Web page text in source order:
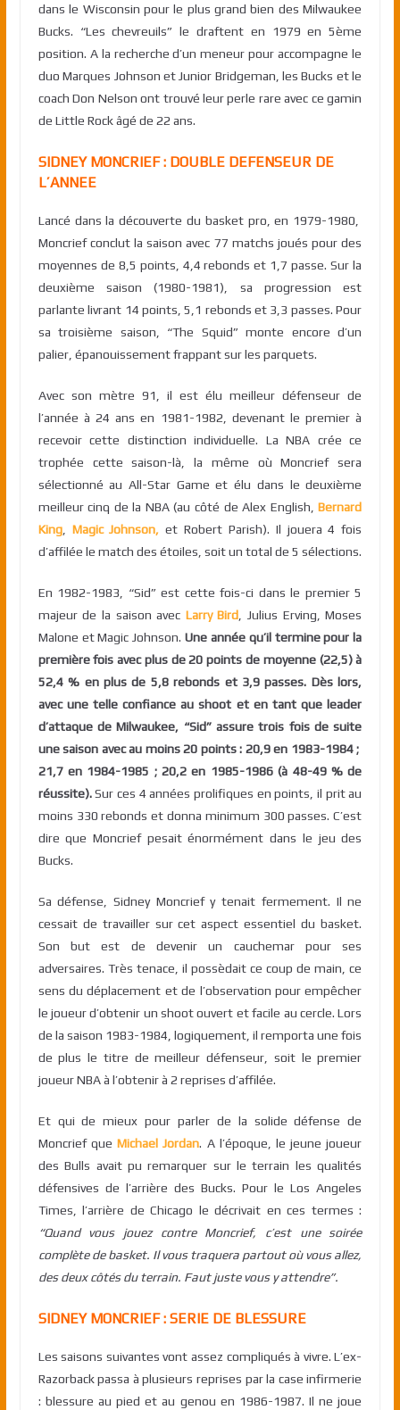
dans le Wisconsin pour le plus grand bien des Milwaukee
Bucks. “Les chevreuils” le draftent en 1979 en 5ème
position. A la recherche d’un meneur pour accompagne le
duo Marques Johnson et Junior Bridgeman, les Bucks et le
coach Don Nelson ont trouvé leur perle rare avec ce gamin
de Little Rock âgé de 22 ans.
SIDNEY MONCRIEF : DOUBLE DEFENSEUR DE
L’ANNEE
Lancé dans la découverte du basket pro, en 1979-1980,
Moncrief conclut la saison avec 77 matchs joués pour des
moyennes de 8,5 points, 4,4 rebonds et 1,7 passe. Sur la
deuxième saison (1980-1981), sa progression est
parlante livrant 14 points, 5,1 rebonds et 3,3 passes. Pour
sa troisième saison, “The Squid” monte encore d’un
palier, épanouissement frappant sur les parquets.
Avec son mètre 91, il est élu meilleur défenseur de
l’année à 24 ans en 1981-1982, devenant le premier à
recevoir cette distinction individuelle. La NBA crée ce
trophée cette saison-là, la même où Moncrief sera
sélectionné au All-Star Game et élu dans le deuxième
meilleur cinq de la NBA (au côté de Alex English,Bernard
King, Magic Johnson, et Robert Parish). Il jouera 4 fois
d’affilée le match des étoiles, soit un total de 5 sélections.
En 1982-1983, “Sid” est cette fois-ci dans le premier 5
majeur de la saison avec Larry Bird , Julius Erving, Moses
Malone et Magic Johnson.Une année qu’il termine pour la
première fois avec plus de 20 points de moyenne (22,5) à
52,4 % en plus de 5,8 rebonds et 3,9 passes. Dès lors,
avec une telle confiance au shoot et en tant que leader
d’attaque de Milwaukee, “Sid” assure trois fois de suite
une saison avec au moins 20 points : 20,9 en 1983-1984 ;
21,7 en 1984-1985 ; 20,2 en 1985-1986 (à 48-49 % de
réussite).Sur ces 4 années prolifiques en points, il prit au
moins 330 rebonds et donna minimum 300 passes. C’est
dire que Moncrief pesait énormément dans le jeu des
Bucks.
Sa défense, Sidney Moncrief y tenait fermement. Il ne
cessait de travailler sur cet aspect essentiel du basket.
Son but est de devenir un cauchemar pour ses
adversaires. Très tenace, il possèdait ce coup de main, ce
sens du déplacement et de l’observation pour empêcher
le joueur d’obtenir un shoot ouvert et facile au cercle. Lors
de la saison 1983-1984, logiquement, il remporta une fois
de plus le titre de meilleur défenseur, soit le premier
joueur NBA à l’obtenir à 2 reprises d’affilée.
Et qui de mieux pour parler de la solide défense de
Moncrief queMichael Jordan. A l’époque, le jeune joueur
des Bulls avait pu remarquer sur le terrain les qualités
défensives de l’arrière des Bucks. Pour le Los Angeles
Times, l’arrière de Chicago le décrivait en ces termes :
“Quand vous jouez contre Moncrief, c’est une soirée
complète de basket. Il vous traquera partout où vous allez,
des deux côtés du terrain. Faut juste vous y attendre”.
SIDNEY MONCRIEF : SERIE DE BLESSURE
Les saisons suivantes vont assez compliqués à vivre. L’ex-
Razorback passa à plusieurs reprises par la case infirmerie
: blessure au pied et au genou en 1986-1987. Il ne joue